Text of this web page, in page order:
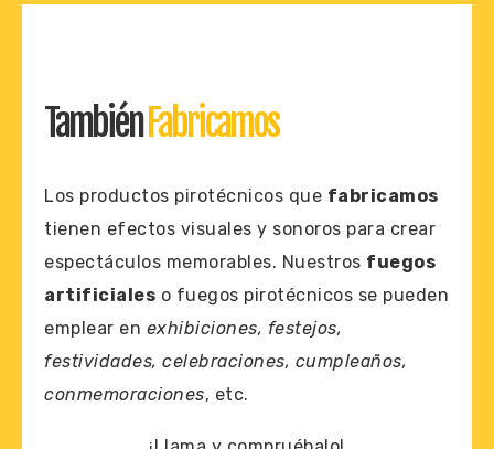
TambiénFabricamos
Los productos pirotécnicos que fabricamos
tienen efectos visuales y sonoros para crear
espectáculos memorables. Nuestros fuegos
artificiales o fuegos pirotécnicos se pueden
emplear en exhibiciones, festejos,
festividades, celebraciones, cumpleaños,
conmemoraciones, etc.